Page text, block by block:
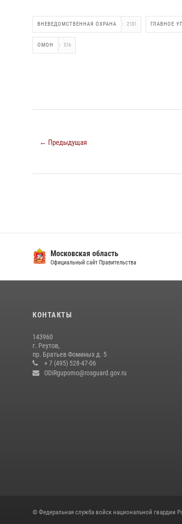
ВНЕВЕДОМСТВЕННАЯ ОХРАНА 2181 ГЛАВНОЕ
ОМОН 516
← Предыдущая
Московская область
Официальный сайт Правительства
КОНТАКТЫ
143960
г. Реутов,
пр. Братьев Фоминых д. 5
+ 7 (495) 528-47-06
ODiRgupomo@rosguard.gov.ru
© Федеральная служба войск национальной гвардии